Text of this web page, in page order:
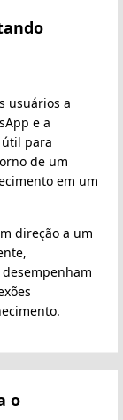
usuários a
e a
útil para
de um
em um
direção a um
o